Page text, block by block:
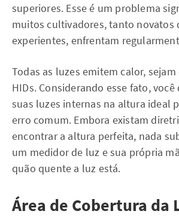
superiores. Esse é um problema
muitos cultivadores, tanto novatos
experientes, enfrentam
Todas as luzes emitem calor, sejam
HIDs. Considerando esse fato,
suas luzes internas na altura ideal
erro comum. Embora existam
encontrar a altura perfeita, nada
um medidor de luz e sua própria
quão quente a luz está.
Área de Cobertura da